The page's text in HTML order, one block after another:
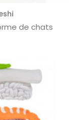
de chats